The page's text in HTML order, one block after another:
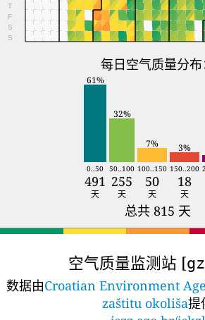
T
F
S
S
每日空气质量分布
61%
32%
7% 3%
0..50 50..100 100..150 150..200
491 255 50 18
天 天 天 天
总共 815 天
空气质量监测站 [
数据由Croatian Environment
zaštitu okoliša提